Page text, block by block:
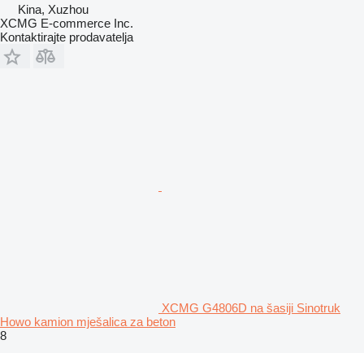
Kina, Xuzhou
XCMG E-commerce Inc.
Kontaktirajte prodavatelja
XCMG G4806D na šasiji Sinotruk
Howo kamion mješalica za beton
8